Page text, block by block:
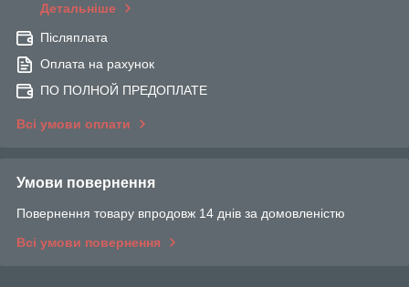
Детальніше
Післяплата
Оплата на рахунок
ПО ПОЛНОЙ ПРЕДОПЛАТЕ
Всі умови оплати
Умови повернення
Повернення товару впродовж 14 днів за домовленістю
Всі умови повернення